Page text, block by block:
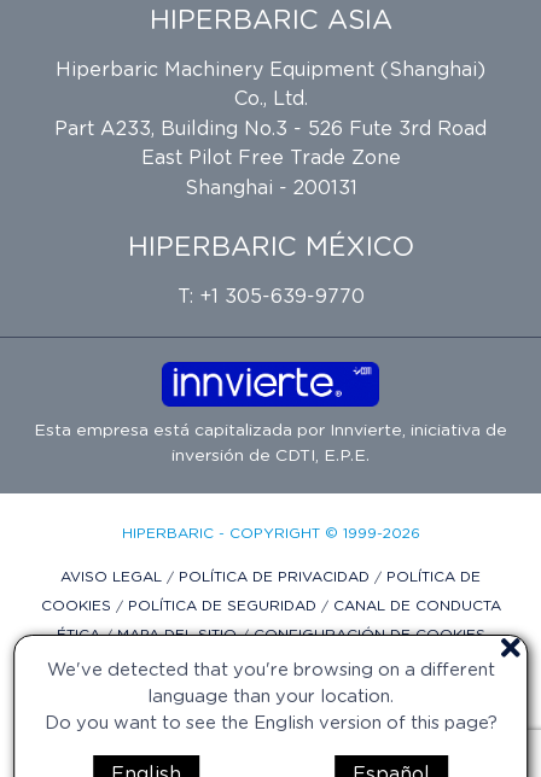
We've detected that you're browsing on a different
language than your location.
Do you want to see the English version of this page?
HIPERBARIC ASIA
Hiperbaric Machinery Equipment (Shanghai)
Co., Ltd.
Part A233, Building No.3 - 526 Fute 3rd Road
East Pilot Free Trade Zone
Shanghai - 200131
HIPERBARIC MÉXICO
T: +1 305-639-9770
Esta empresa está capitalizada por Innvierte , iniciativa de
inversión de CDTI, E.P.E.
HIPERBARIC - COPYRIGHT © 1999-2026
AVISO LEGAL / POLÍTICA DE PRIVACIDAD / POLÍTICA DE
COOKIES / POLÍTICA DE SEGURIDAD / CANAL DE CONDUCTA
ÉTICA/MAPA DEL SITIO/CONFIGURACIÓN DE COOKIES
DISEÑO WEB POR DIFADI.COM